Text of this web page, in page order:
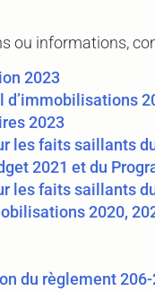
ou informations,
2023
d’immobilisations
2023
les faits saillants
2021 et du
les faits saillants
2020,
du règlement